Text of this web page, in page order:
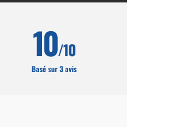
10/10
Basé sur 3 avis